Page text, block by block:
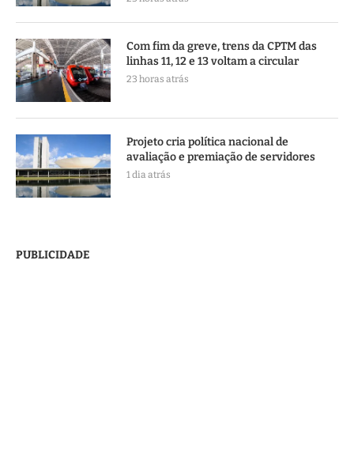
Com fim da greve, trens da CPTM das
linhas 11, 12 e 13 voltam a circular
23 horas atrás
Projeto cria política nacional de
avaliação e premiação de servidores
1 dia atrás
PUBLICIDADE